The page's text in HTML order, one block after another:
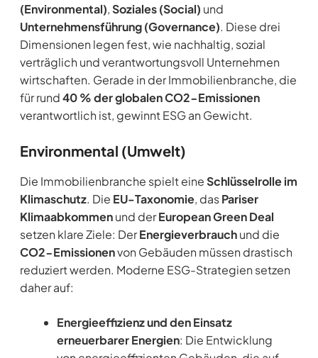
(Environmental),Soziales (Social) und
Unternehmensführung (Governance). Diese drei
Dimensionen legen fest, wie nachhaltig, sozial
verträglich und verantwortungsvoll Unternehmen
wirtschaften. Gerade in der Immobilienbranche, die
für rund40 % der globalen CO2-Emissionen
verantwortlich ist, gewinnt ESG an Gewicht.
Environmental (Umwelt)
Die Immobilienbranche spielt eineSchlüsselrolle im
Klimaschutz. Die EU-Taxonomie, dasPariser
Klimaabkommenund derEuropean Green Deal
setzen klare Ziele: DerEnergieverbrauchund die
CO2-Emissionenvon Gebäuden müssen drastisch
reduziert werden. Moderne ESG-Strategien setzen
daher auf:
Energieeffizienz und den Einsatz
erneuerbarer Energien: Die Entwicklung